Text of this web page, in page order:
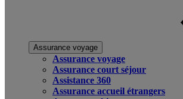
Assurance voyage
Assurance voyage
Assurance court séjour
Assistance 360
Assurance accueil étrangers